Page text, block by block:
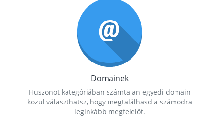
Domainek
Huszonöt kategóriában számtalan egyedi domain
közül választhatsz, hogy megtalálhasd a számodra
leginkább megfelelőt.